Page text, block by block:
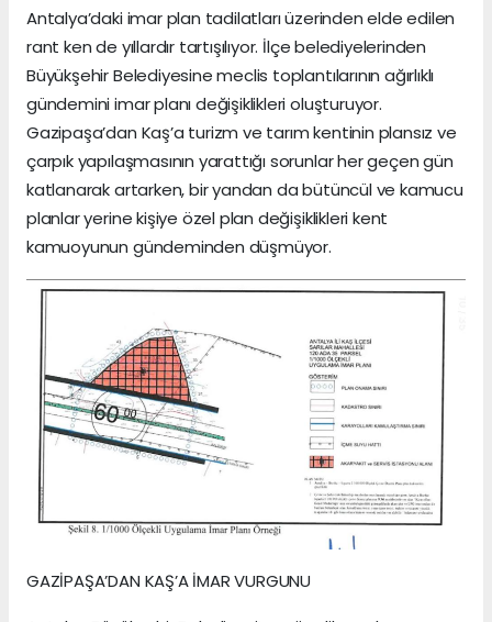
Antalya’daki imar plan tadilatları üzerinden elde edilen
rant ken de yıllardır tartışılıyor. İlçe belediyelerinden
Büyükşehir Belediyesine meclis toplantılarının ağırlıklı
gündemini imar planı değişiklikleri oluşturuyor.
Gazipaşa’dan Kaş’a turizm ve tarım kentinin plansız ve
çarpık yapılaşmasının yarattığı sorunlar her geçen gün
katlanarak artarken, bir yandan da bütüncül ve kamucu
planlar yerine kişiye özel plan değişiklikleri kent
kamuoyunun gündeminden düşmüyor.
GAZİPAŞA’DAN KAŞ’A İMAR VURGUNU